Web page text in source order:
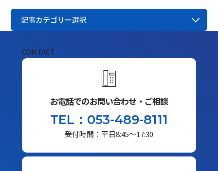
記事カテゴリー選択
CONTACT
お電話でのお問い合わせ・ご相談
TEL：053-489-8111
受付時間：平日8:45～17:30